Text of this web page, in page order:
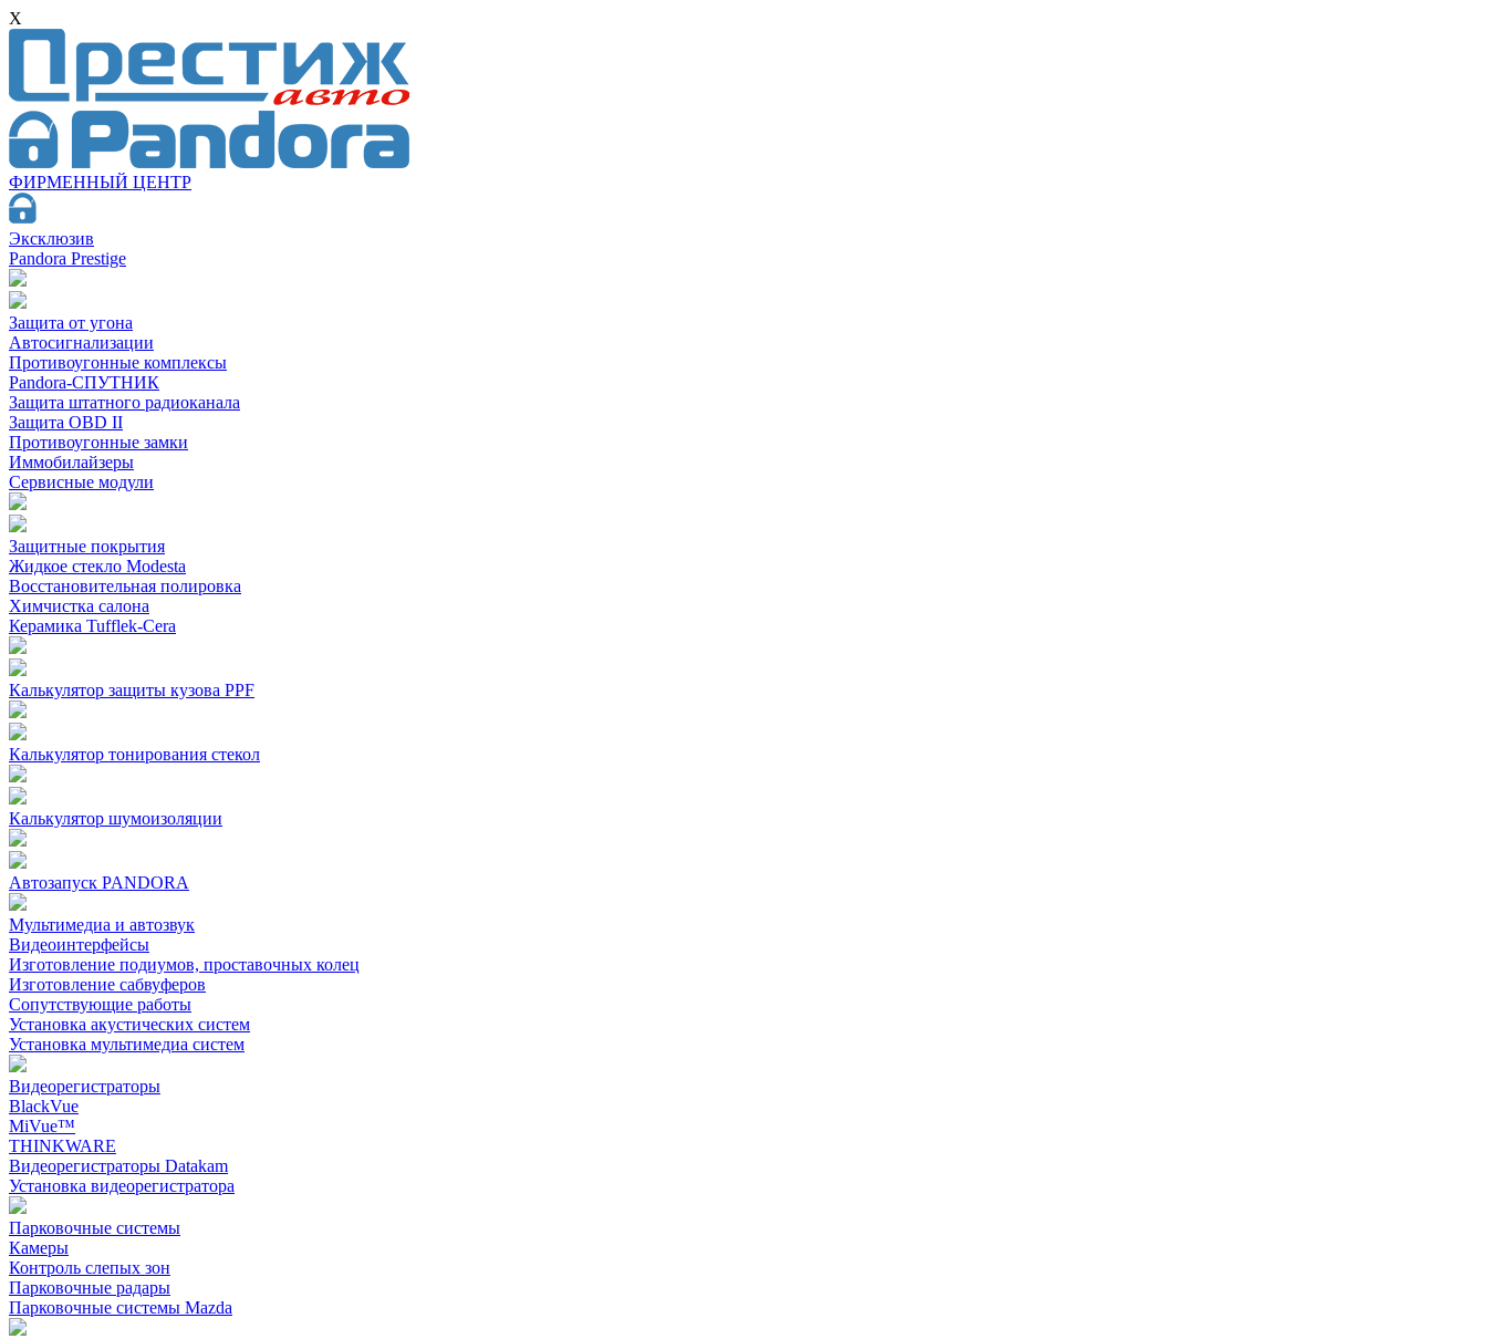
X
ФИРМЕННЫЙ ЦЕНТР
Эксклюзив
Pandora Prestige
Защита от угона
Автосигнализации
Противоугонные комплексы
Pandora-СПУТНИК
Защита штатного радиоканала
Защита OBD II
Противоугонные замки
Иммобилайзеры
Сервисные модули
Защитные покрытия
Жидкое стекло Modesta
Восстановительная полировка
Химчистка салона
Керамика Tufflek-Cera
Калькулятор защиты кузова PPF
Калькулятор тонирования стекол
Калькулятор шумоизоляции
Автозапуск PANDORA
Мультимедиа и автозвук
Видеоинтерфейсы
Изготовление подиумов, проставочных колец
Изготовление сабвуферов
Сопутствующие работы
Установка акустических систем
Установка мультимедиа систем
Видеорегистраторы
BlackVue
MiVue™
THINKWARE
Видеорегистраторы Datakam
Установка видеорегистратора
Парковочные системы
Камеры
Контроль слепых зон
Парковочные радары
Парковочные системы Mazda